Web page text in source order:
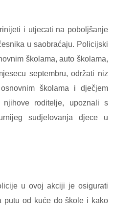
i utjecati na poboljšanje
u saobraćaju. Policijski
školama, auto školama,
septembru, održati niz
školama i dječjem
roditelje, upoznali s
sudjelovanja djece u
u ovoj akciji je osigurati
putu od kuće do škole i kako